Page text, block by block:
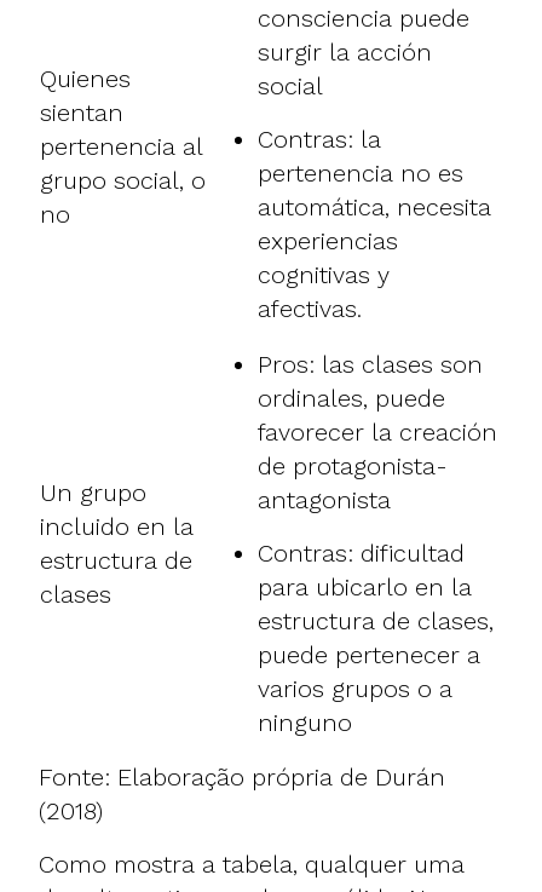
Quienes
sientan
pertenencia al
grupo social, o
no
consciencia puede
surgir la acción
social
Contras: la
pertenencia no es
automática, necesita
experiencias
cognitivas y
afectivas.
Un grupo
incluido en la
estructura de
clases
Pros: las clases son
ordinales, puede
favorecer la creación
de protagonista-
antagonista
Contras: dificultad
para ubicarlo en la
estructura de clases,
puede pertenecer a
varios grupos o a
ninguno
Fonte: Elaboração própria de Durán
(2018)
Como mostra a tabela, qualquer uma